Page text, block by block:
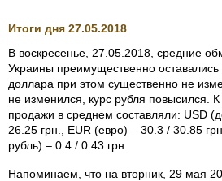
Итоги дня 27.05.2018
В воскресенье, 27.05.2018, средние
Украины преимущественно
доллара при этом существенно не
не изменился, курс рубля повысился.
продажи в среднем составляли: USD
26.25 грн., EUR (евро) – 30.3 / 30.85
рубль) – 0.4 / 0.43 грн.
Напоминаем, что на вторник, 29 мая